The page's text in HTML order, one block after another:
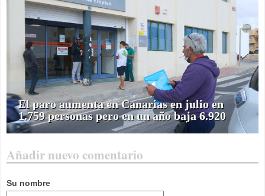
El paro aumenta en Canarias en julio en
1.759 personas pero en un año baja 6.920
Añadir nuevo comentario
Su nombre